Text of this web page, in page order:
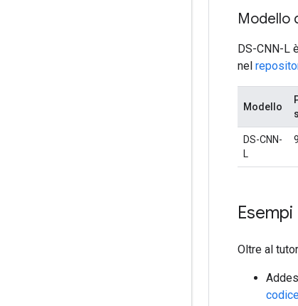
Modello
DS-CNN-L
nel
Modello
DS-CNN-
L
Esempi
Oltre al